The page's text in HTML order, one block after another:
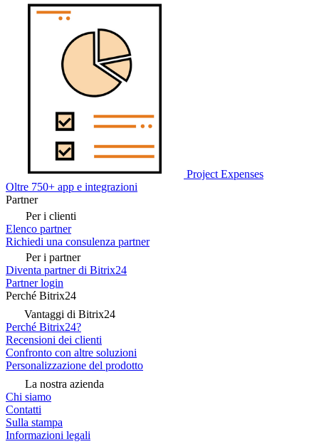
Project Expenses
Oltre 750+ app e integrazioni
Partner
Per i clienti
Elenco partner
Richiedi una consulenza partner
Per i partner
Diventa partner di Bitrix24
Partner login
Perché Bitrix24
Vantaggi di Bitrix24
Perché Bitrix24?
Recensioni dei clienti
Confronto con altre soluzioni
Personalizzazione del prodotto
La nostra azienda
Chi siamo
Contatti
Sulla stampa
Informazioni legali